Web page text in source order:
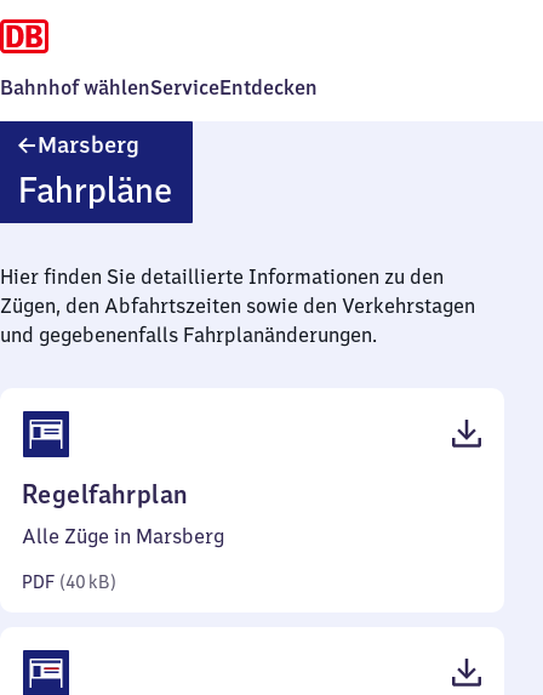
Bahnhof wählenServiceEntdecken
Marsberg
Fahrpläne
Hier finden Sie detaillierte Informationen zu den
Zügen, den Abfahrtszeiten sowie den Verkehrstagen
und gegebenenfalls Fahrplanänderungen.
Regelfahrplan
40
Alle Züge in Marsberg
PDF (40 kB)